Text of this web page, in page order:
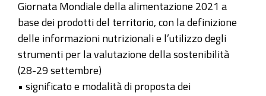
Giornata Mondiale della alimentazione 2021 a
base dei prodotti del territorio, con la definizione
delle informazioni nutrizionali e l’utilizzo degli
strumenti per la valutazione della sostenibilità
(28-29 settembre)
• significato e modalità di proposta dei